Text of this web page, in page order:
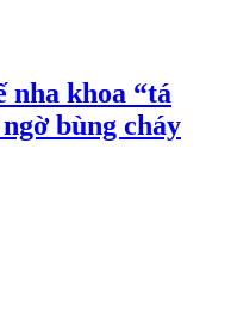
nha khoa “tá
bùng cháy